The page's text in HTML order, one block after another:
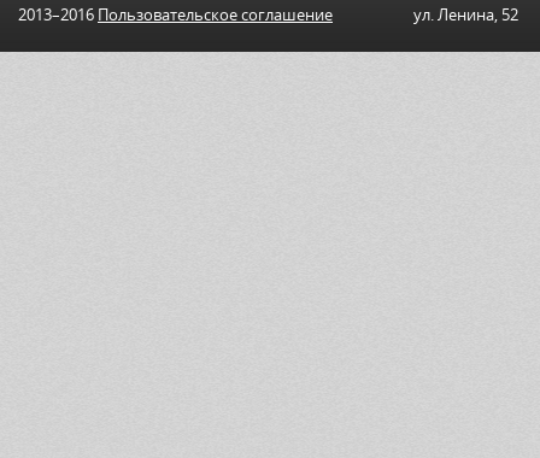
2013–2016 Пользовательскоe соглашениe
ул. Ленина, 52